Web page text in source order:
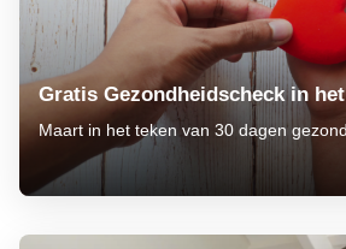
Gratis Gezondheidscheck in
Maart in het teken van 30 dagen